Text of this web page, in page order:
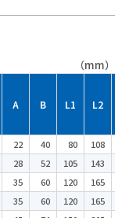
（mm）
A B L1 L2
22 40 80 108
28 52 105 143
35 60 120 165
35 60 120 165